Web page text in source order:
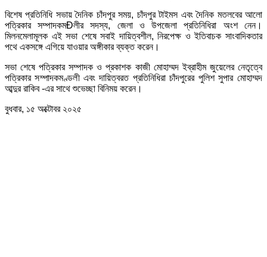
বিশেষ প্রতিনিধি সভায় দৈনিক চাঁদপুর সময়, চাঁদপুর টাইমস এবং দৈনিক মতলবের আলো
পত্রিকার সম্পাদকমÐলীর সদস্য, জেলা ও উপজেলা প্রতিনিধিরা অংশ নেন।
মিলনমেলামূলক এই সভা শেষে সবাই দায়িত্বশীল, নিরপেক্ষ ও ইতিবাচক সাংবাদিকতার
পথে একসঙ্গে এগিয়ে যাওয়ার অঙ্গীকার ব্যক্ত করেন।
সভা শেষে পত্রিকার সম্পাদক ও প্রকাশক কাজী মোহাম্মদ ইব্রাহীম জুয়েলের নেতৃত্বে
পত্রিকার সম্পাদকমণ্ডলী এবং দায়িত্বরত প্রতিনিধিরা চাঁদপুরের পুলিশ সুপার মোহাম্মদ
আব্দুর রাকিব -এর সাথে শুভেচ্ছা বিনিময় করেন।
বুধবার, ১৫ অক্টোবর ২০২৫